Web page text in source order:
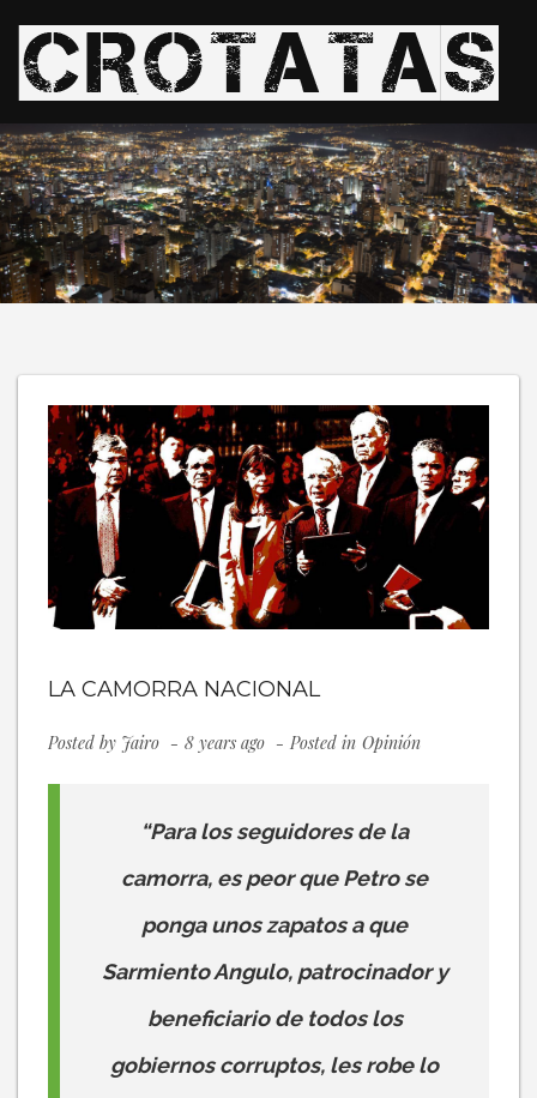
LA CAMORRA NACIONAL
Posted by Jairo 8 years ago Posted in Opinión
“Para los seguidores de la
camorra, es peor que Petro se
ponga unos zapatos a que
Sarmiento Angulo, patrocinador y
beneficiario de todos los
gobiernos corruptos, les robe lo